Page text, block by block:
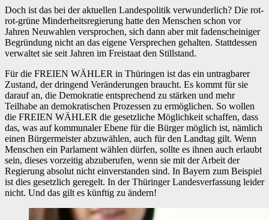
Doch ist das bei der aktuellen Landespolitik verwunderlich? Die rot-
rot-grüne Minderheitsregierung hatte den Menschen schon vor
Jahren Neuwahlen versprochen, sich dann aber mit fadenscheiniger
Begründung nicht an das eigene Versprechen gehalten. Stattdessen
verwaltet sie seit Jahren im Freistaat den Stillstand.
Für die FREIEN WÄHLER in Thüringen ist das ein untragbarer
Zustand, der dringend Veränderungen braucht. Es kommt für sie
darauf an, die Demokratie entsprechend zu stärken und mehr
Teilhabe an demokratischen Prozessen zu ermöglichen. So wollen
die FREIEN WÄHLER die gesetzliche Möglichkeit schaffen, dass
das, was auf kommunaler Ebene für die Bürger möglich ist, nämlich
einen Bürgermeister abzuwählen, auch für den Landtag gilt. Wenn
Menschen ein Parlament wählen dürfen, sollte es ihnen auch erlaubt
sein, dieses vorzeitig abzuberufen, wenn sie mit der Arbeit der
Regierung absolut nicht einverstanden sind. In Bayern zum Beispiel
ist dies gesetzlich geregelt. In der Thüringer Landesverfassung leider
nicht. Und das gilt es künftig zu ändern!